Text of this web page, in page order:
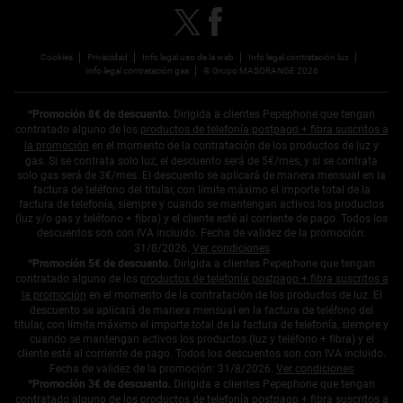
Cookies Privacidad Info legal uso de la web
Info legal contratación luz
Info legal contratación gas
© Grupo MASORANGE 2026
*Promoción 8€ de descuento. Dirigida a clientes Pepephone que tengan
contratado alguno de los productos de telefonía postpago + fibra suscritos a
la promoción en el momento de la contratación de los productos de luz y
gas. Si se contrata solo luz, el descuento será de 5€/mes, y si se contrata
solo gas será de 3€/mes. El descuento se aplicará de manera mensual en la
factura de teléfono del titular, con límite máximo el importe total de la
factura de telefonía, siempre y cuando se mantengan activos los productos
(luz y/o gas y teléfono + fibra) y el cliente esté al corriente de pago. Todos los
descuentos son con IVA incluido. Fecha de validez de la promoción:
31/8/2026. Ver condiciones
*Promoción 5€ de descuento. Dirigida a clientes Pepephone que tengan
contratado alguno de los productos de telefonía postpago + fibra suscritos a
la promoción en el momento de la contratación de los productos de luz. El
descuento se aplicará de manera mensual en la factura de teléfono del
titular, con límite máximo el importe total de la factura de telefonía, siempre y
cuando se mantengan activos los productos (luz y teléfono + fibra) y el
cliente esté al corriente de pago. Todos los descuentos son con IVA incluido.
Fecha de validez de la promoción: 31/8/2026. Ver condiciones
*Promoción 3€ de descuento. Dirigida a clientes Pepephone que tengan
contratado alguno de los productos de telefonía postpago + fibra suscritos a